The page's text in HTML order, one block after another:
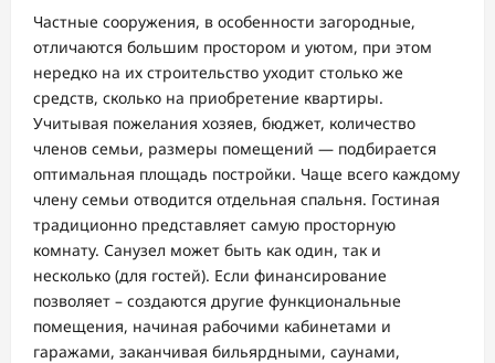
Частные сооружения, в особенности загородные,
отличаются большим простором и уютом, при этом
нередко на их строительство уходит столько же
средств, сколько на приобретение квартиры.
Учитывая пожелания хозяев, бюджет, количество
членов семьи, размеры помещений — подбирается
оптимальная площадь постройки. Чаще всего каждому
члену семьи отводится отдельная спальня. Гостиная
традиционно представляет самую просторную
комнату. Санузел может быть как один, так и
несколько (для гостей). Если финансирование
позволяет – создаются другие функциональные
помещения, начиная рабочими кабинетами и
гаражами, заканчивая бильярдными, саунами,